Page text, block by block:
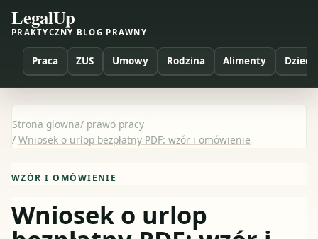
LegalUp
PRAKTYCZNY BLOG PRAWNY
Praca ZUS Umowy Rodzina Alimenty Dzieci
Strona glowna/ prawo pracy
/ Wniosek o urlop bezpłatny PDF: wzór i omówienie
WZÓR I OMÓWIENIE
Wniosek o urlop